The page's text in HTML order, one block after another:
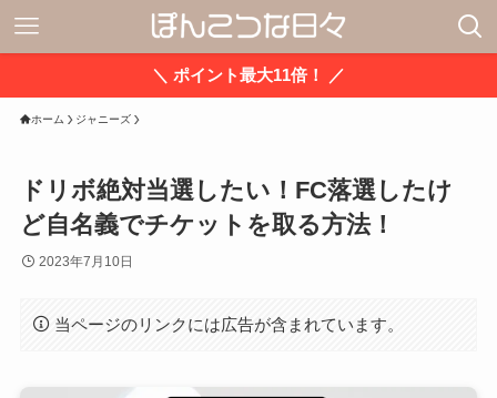
＼ ポイント最大11倍！ ／
ホーム ジャニーズ
ドリボ絶対当選したい！FC落選したけ
ど自名義でチケットを取る方法！
2023年7月10日
当ページのリンクには広告が含まれています。